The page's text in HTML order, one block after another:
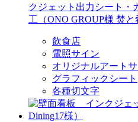
クジェット出力シート
工（ONO GROUP様 焚と
飲食店
電照サイン
オリジナルアート
グラフィックシート
各種切文字